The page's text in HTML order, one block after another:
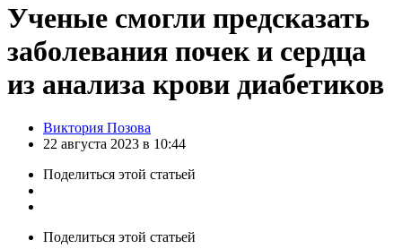
Ученые смогли предсказать
заболевания почек и сердца
из анализа крови диабетиков
Posted
by
Виктория Позова
22 августа 2023 в 10:44
Поделиться этой статьей
Поделиться этой статьей